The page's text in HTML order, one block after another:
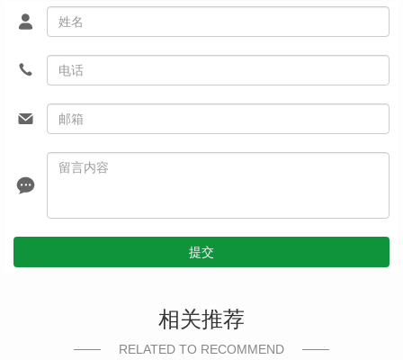
提交
相关推荐
RELATED TO RECOMMEND